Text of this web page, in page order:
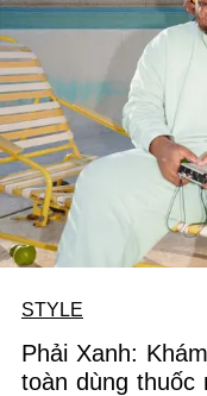
STYLE
Phải Xanh:
toàn dùng thuốc